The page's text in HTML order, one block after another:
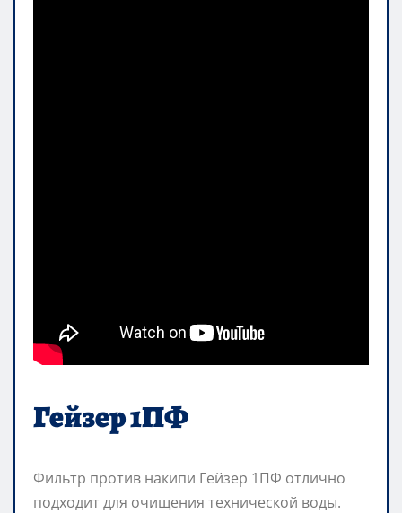
Гейзер 1ПФ
Фильтр против накипи Гейзер 1ПФ отлично
подходит для очищения технической воды.